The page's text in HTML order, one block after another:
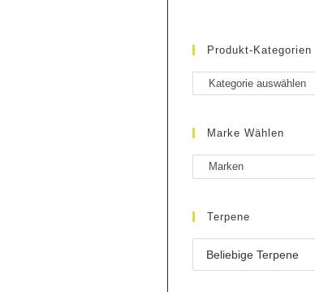
Produkt-Kategorien
Marke Wählen
Terpene